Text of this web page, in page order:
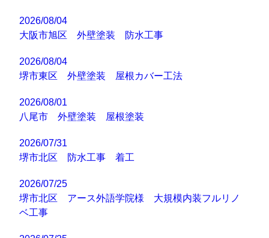
2026/08/04
大阪市旭区 外壁塗装 防水工事
2026/08/04
堺市東区 外壁塗装 屋根カバー工法
2026/08/01
八尾市 外壁塗装 屋根塗装
2026/07/31
堺市北区 防水工事 着工
2026/07/25
堺市北区 アース外語学院様 大規模内装フルリノ
ベ工事